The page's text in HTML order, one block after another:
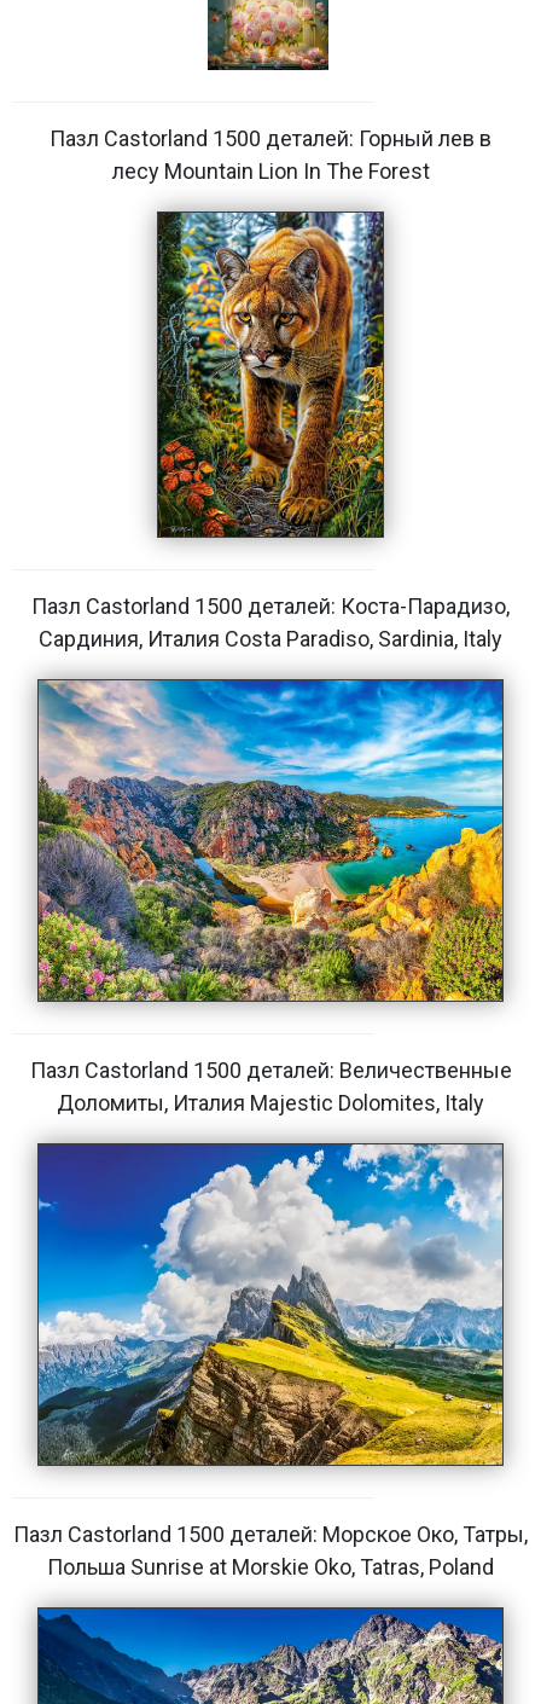
Пазл Castorland 1500 деталей: Горный лев в
лесу Mountain Lion In The Forest
Пазл Castorland 1500 деталей: Коста-Парадизо,
Сардиния, Италия Costa Paradiso, Sardinia, Italy
Пазл Castorland 1500 деталей: Величественные
Доломиты, Италия Majestic Dolomites, Italy
Пазл Castorland 1500 деталей: Морское Око, Татры,
Польша Sunrise at Morskie Oko, Tatras, Poland